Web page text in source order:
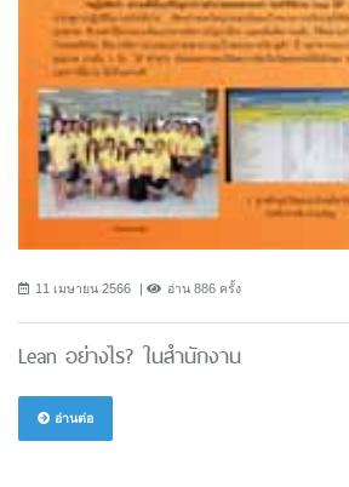
11 เมษายน 2566 อ่าน 886 ครั้ง
Lean อย่างไร? ในสำนักงาน
อ่านต่อ